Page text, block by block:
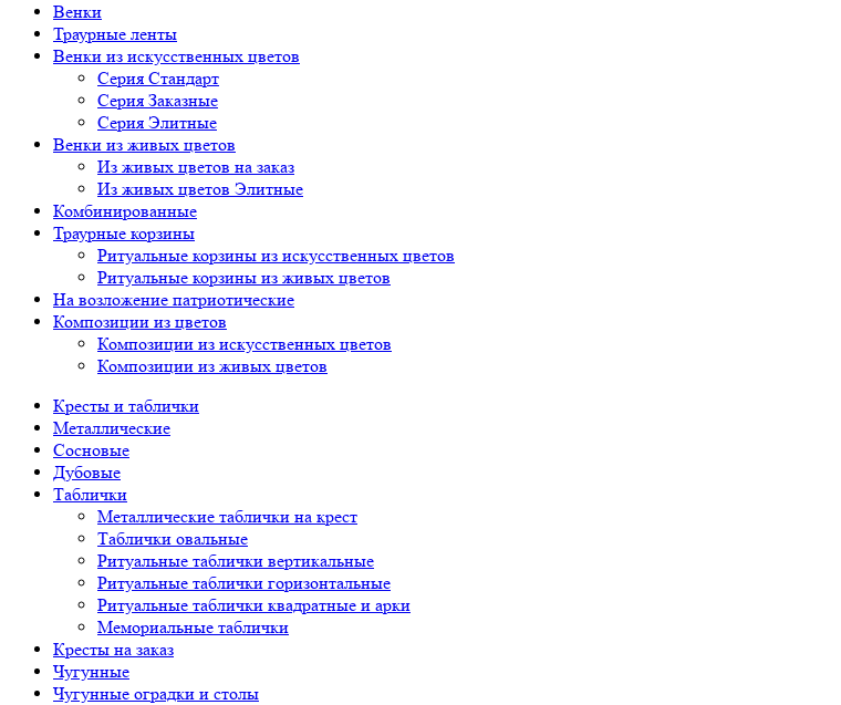
Венки
Траурные ленты
Венки из искусственных цветов
Серия Стандарт
Серия Заказные
Серия Элитные
Венки из живых цветов
Из живых цветов на заказ
Из живых цветов Элитные
Комбинированные
Траурные корзины
Ритуальные корзины из искусственных цветов
Ритуальные корзины из живых цветов
На возложение патриотические
Композиции из цветов
Композиции из искусственных цветов
Композиции из живых цветов
Кресты и таблички
Металлические
Сосновые
Дубовые
Таблички
Металлические таблички на крест
Таблички овальные
Ритуальные таблички вертикальные
Ритуальные таблички горизонтальные
Ритуальные таблички квадратные и арки
Мемориальные таблички
Кресты на заказ
Чугунные
Чугунные оградки и столы